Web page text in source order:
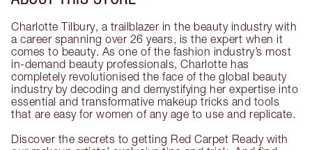
Charlotte Tilbury, a trailblazer in the beauty industry with
a career spanning over 26 years, is the expert when it
comes to beauty. As one of the fashion industry’s most
in-demand beauty professionals, Charlotte has
completely revolutionised the face of the global beauty
industry by decoding and demystifying her expertise into
essential and transformative makeup tricks and tools
that are easy for women of any age to use and replicate.
Discover the secrets to getting Red Carpet Ready with